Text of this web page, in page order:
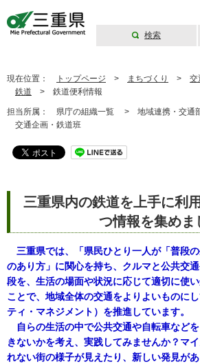
検索
現在位置： トップページ > まちづくり > 交
鉄道 > 鉄道便利情報
担当所属： 県庁の組織一覧 > 地域連携・交
交通企画・鉄道班
三重県内の鉄道を上手に利
つ情報を集めま
三重県では、「県民ひとり一人が「普段
のあり方」に関心を持ち、クルマと公共交
段を、生活の場面や状況に応じて適切に使
ことで、地域全体の交通をよりよいものに
ティ・マネジメント）を推進しています。
自らの生活の中で公共交通や自転車など
きないかを考え、実践してみませんか？マ
れない街の様子が見えたり、新しい発見が